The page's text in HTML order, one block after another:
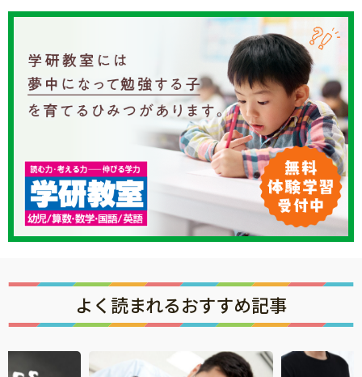
よく読まれるおすすめ記事